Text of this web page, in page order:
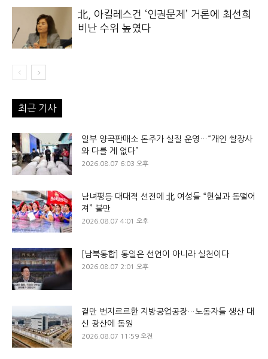
北, 아킬레스건 ‘인권문제’ 거론에 최선희
비난 수위 높였다
최근 기사
일부 양곡판매소 돈주가 실질 운영…“개인 쌀장사
와 다를 게 없다”
2026.08.07 6:03 오후
남녀평등 대대적 선전에 北 여성들 “현실과 동떨어
져” 불만
2026.08.07 4:01 오후
[남북통합] 통일은 선언이 아니라 실천이다
2026.08.07 2:01 오후
겉만 번지르르한 지방공업공장…노동자들 생산 대
신 광산에 동원
2026.08.07 11:59 오전